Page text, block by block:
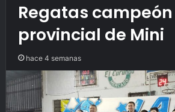
Regatas campeón
provincial de Mini
hace 4 semanas